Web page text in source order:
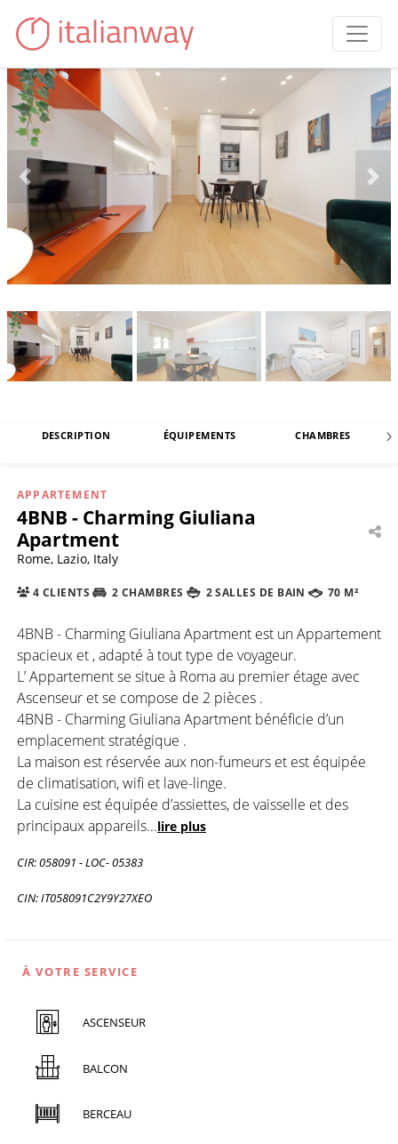
DESCRIPTION ÉQUIPEMENTS CHAMBRES
APPARTEMENT
4BNB - Charming Giuliana
Apartment
Rome, Lazio, Italy
4 CLIENTS 2 CHAMBRES 2 SALLES DE BAIN 70 M²
4BNB - Charming Giuliana Apartment est un Appartement
spacieux et , adapté à tout type de voyageur.
L’ Appartement se situe à Roma au premier étage avec
Ascenseur et se compose de 2 pièces .
4BNB - Charming Giuliana Apartment bénéficie d’un
emplacement stratégique .
La maison est réservée aux non-fumeurs et est équipée
de climatisation, wifi et lave-linge.
La cuisine est équipée d’assiettes, de vaisselle et des
principaux appareils...lire plus
CIR: 058091 - LOC- 05383
CIN: IT058091C2Y9Y27XEO
À VOTRE SERVICE
ASCENSEUR
BALCON
BERCEAU